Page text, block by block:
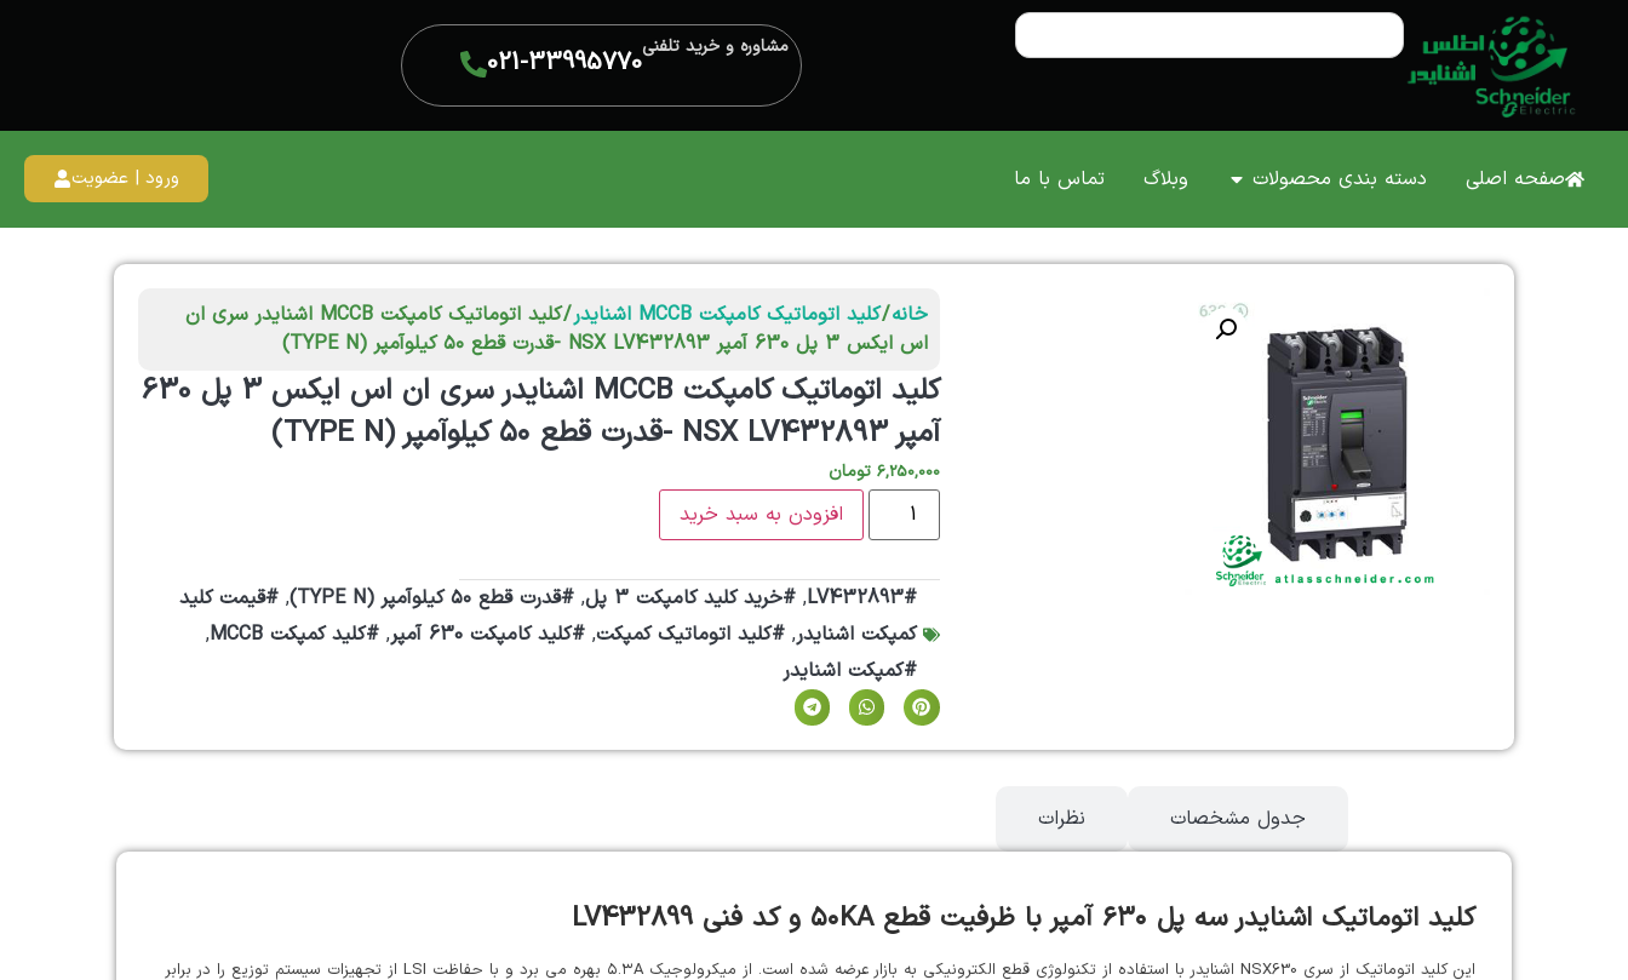
مشاوره و خرید تلفنی021-33995770
صفحه اصلی دسته بندی محصولات وبلاگ تماس با ما ورود | عضویت
خانه/کلید اتوماتیک کامپکت MCCB اشنایدر
/ کلید اتوماتیک کامپکت MCCB اشنایدر سری ان
اس ایکس 3 پل 630 آمپر NSX LV432893 -قدرت قطع ۵۰ کیلوآمپر (TYPE N)
کلید اتوماتیک کامپکت MCCB اشنایدر سری ان اس ایکس 3 پل 630
آمپر NSX LV432893 -قدرت قطع ۵۰ کیلوآمپر (TYPE N)
6,250,000 تومان
افزودن به سبد خرید
#LV432893
,#خرید کلید کامپکت 3 پل ,#قدرت قطع ۵۰ کیلوآمپر (TYPE N) ,#قیمت کلید
کمپکت اشنایدر,#کلید اتوماتیک کمپکت,#کلید کامپکت 630 آمپر ,#کلید کمپکت MCCB
,
#کمپکت اشنایدر
جدول مشخصات نظرات
کلید اتوماتیک اشنایدر سه پل ۶۳۰ آمپر با ظرفیت قطع ۵۰KA و کد فنی LV432899
این کلید اتوماتیک از سری NSX630 اشنایدر با استفاده از تکنولوژی قطع الکترونیکی به بازار عرضه شده است. از میکرولوجیک ۵.۳A بهره می برد و با حفاظت LSI از تجهیزات سیستم توزیع را در برابر